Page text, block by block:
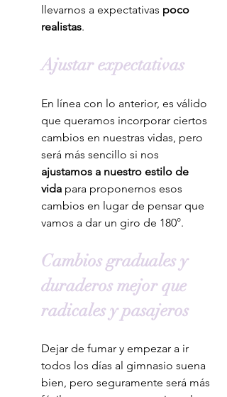
llevarnos a expectativas poco
realistas.
Ajustar expectativas
En línea con lo anterior, es válido
que queramos incorporar ciertos
cambios en nuestras vidas, pero
será más sencillo si nos
ajustamos a nuestro estilo de
vida para proponernos esos
cambios en lugar de pensar que
vamos a dar un giro de 180°.
Cambios graduales y
duraderos mejor que
radicales y pasajeros
Dejar de fumar y empezar a ir
todos los días al gimnasio suena
bien, pero seguramente será más